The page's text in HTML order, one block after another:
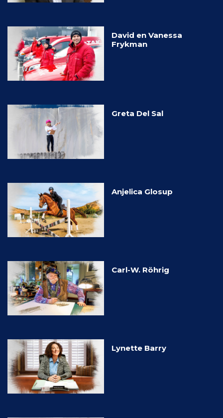
David en Vanessa
Frykman
Greta Del Sal
Anjelica Glosup
Carl-W. Röhrig
Lynette Barry